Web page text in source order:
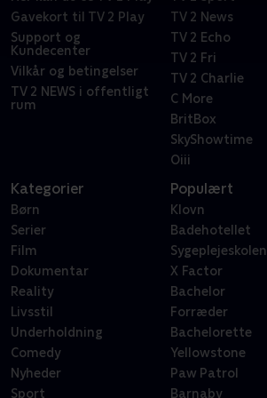
Gavekort til TV 2 Play
Support og
Kundecenter
Vilkår og betingelser
TV 2 NEWS i offentligt
rum
TV 2 News
TV 2 Echo
TV 2 Fri
TV 2 Charlie
C More
BritBox
SkyShowtime
Oiii
Kategorier
Børn
Serier
Film
Dokumentar
Reality
Livsstil
Underholdning
Comedy
Nyheder
Sport
Populært
Klovn
Badehotellet
Sygeplejeskolen
X Factor
Bachelor
Forræder
Bachelorette
Yellowstone
Paw Patrol
Barnaby